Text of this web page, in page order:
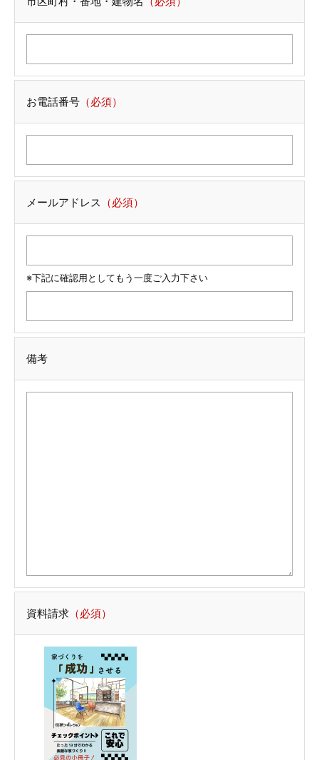
お電話番号 （必須）
メールアドレス （必須）
※下記に確認用としてもう一度ご入力下さい
備考
資料請求 （必須）